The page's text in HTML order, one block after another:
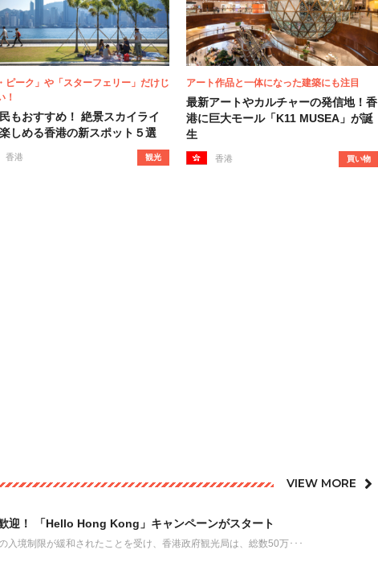
ピーク」や「スターフェリー」だけじ
！
もおすすめ！ 絶景スカイライ
しめる香港の新スポット５選
香港 観光
アート作品と一体になった建築にも注目
最新アートやカルチャーの発信地！香
港に巨大モール「K11 MUSEA」が誕
生
香港 買い物
VIEW MORE
迎！ 「Hello Hong Kong」キャンペーンがスタート
入境制限が緩和されたことを受け、香港政府観光局は、総数50万･･･